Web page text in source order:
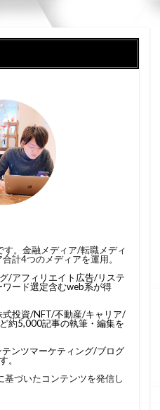
。金融メディア/転職メディ
計4つのメディアを運用。
/アフィリエイト広告/リステ
ード選定含むweb系が得
投資/NFT/不動産/キャリア/
約5,000記事の執筆・編集を
ンツマーケティング/ブログ
。
基づいたコンテンツを発信し